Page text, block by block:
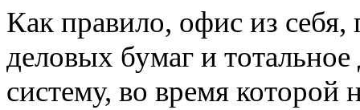
Как правило, офис из себя,
деловых бумаг и
систему, во время